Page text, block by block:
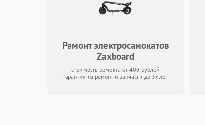
Ремонт электросамокатов
Zaxboard
стоимость ремонта от 400 рублей
гарантия на ремонт и запчасти до 3х лет